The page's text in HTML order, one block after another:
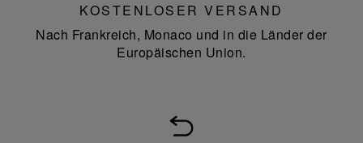
KOSTENLOSER VERSAND
Nach Frankreich, Monaco und in die Länder der
Europäischen Union.